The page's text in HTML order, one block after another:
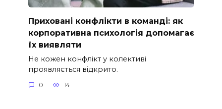
Приховані конфлікти в команді: як
корпоративна психологія допомагає
їх виявляти
Не кожен конфлікт у колективі
проявляється відкрито.
0 14